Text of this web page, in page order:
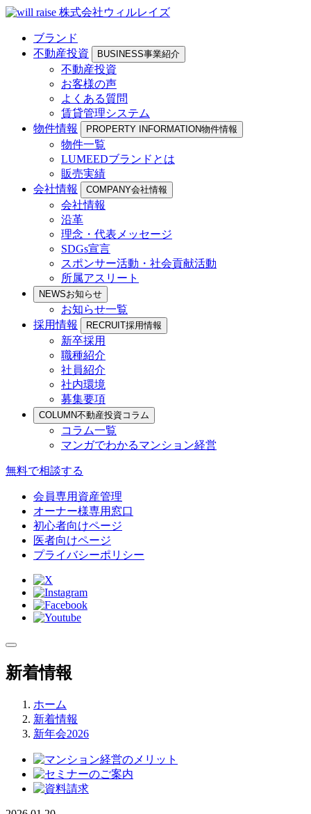
株式会社ウィルレイズ
ブランド
不動産投資
BUSINESS事業紹介
不動産投資
お客様の声
よくある質問
賃貸管理システム
物件情報
PROPERTY INFORMATION物件情報
物件一覧
LUMEEDブランドとは
販売実績
会社情報
COMPANY会社情報
会社情報
沿革
理念・代表メッセージ
SDGs宣言
スポンサー活動・社会貢献活動
所属アスリート
NEWSお知らせ
お知らせ一覧
採用情報
RECRUIT採用情報
新卒採用
職種紹介
社員紹介
社内環境
募集要項
COLUMN不動産投資コラム
コラム一覧
マンガでわかるマンション経営
無料で相談する
会員専用資産管理
オーナー様専用窓口
初心者向けページ
医者向けページ
プライバシーポリシー
新着情報
ホーム
新着情報
新年会2026